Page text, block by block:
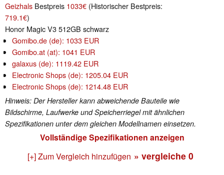
Geizhals Bestpreis 1033€ (Historischer Bestpreis:
719.1€)
Honor Magic V3 512GB schwarz
Gomibo.de (de): 1033 EUR
Gomibo.at (at): 1041 EUR
galaxus (de): 1119.42 EUR
Electronic Shops (de): 1205.04 EUR
Electronic Shops (de): 1214.48 EUR
Hinweis: Der Hersteller kann abweichende Bauteile wie
Bildschirme, Laufwerke und Speicherriegel mit ähnlichen
Spezifikationen unter dem gleichen Modellnamen einsetzen.
Vollständige Spezifikationen anzeigen
[+] Zum Vergleich hinzufügen » vergleiche 0